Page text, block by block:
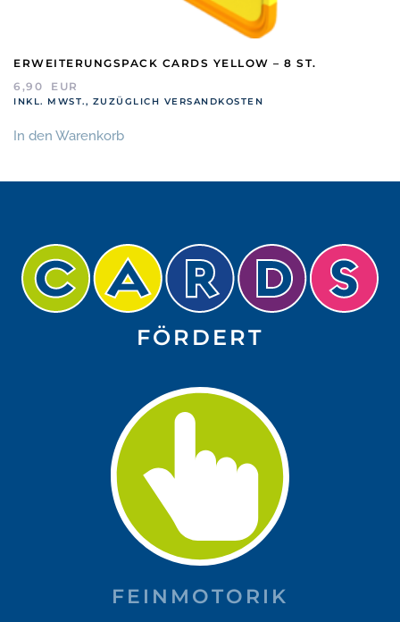
ERWEITERUNGSPACK CARDS YELLOW – 8 ST.
6,90
EUR
INKL. MWST., ZUZÜGLICH VERSANDKOSTEN
In den Warenkorb
FÖRDERT
FEINMOTORIK